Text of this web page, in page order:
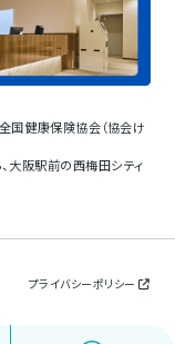
国健康保険協会（協会け
大阪駅前の西梅田シティ
プライバシーポリシー